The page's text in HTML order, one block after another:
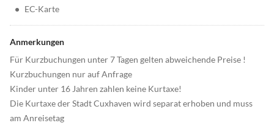
• EC-Karte
Anmerkungen
Für Kurzbuchungen unter 7 Tagen gelten abweichende Preise !
Kurzbuchungen nur auf Anfrage
Kinder unter 16 Jahren zahlen keine Kurtaxe!
Die Kurtaxe der Stadt Cuxhaven wird separat erhoben und muss
am Anreisetag